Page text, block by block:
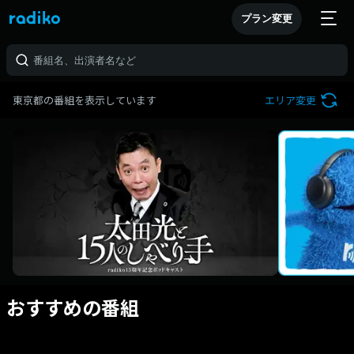
プラン変更
東京都の番組を表示しています エリア変更
おすすめの番組